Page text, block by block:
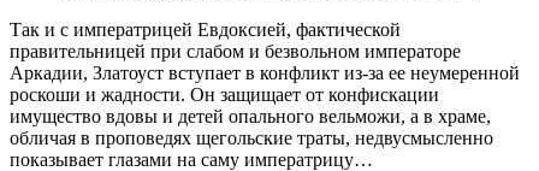
Так и с императрицей Евдоксией, фактической
правительницей при слабом и безвольном императоре
Аркадии, Златоуст вступает в конфликт из-за ее неумеренной
роскоши и жадности. Он защищает от конфискации
имущество вдовы и детей опального вельможи, а в храме,
обличая в проповедях щегольские траты, недвусмысленно
показывает глазами на саму императрицу…